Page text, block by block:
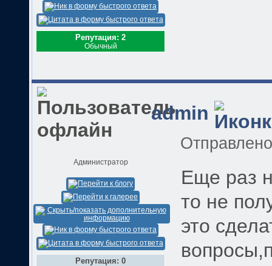
Репутация: 2
Обычный
admin
Администратор
Репутация: 0
Еще раз
то не
это